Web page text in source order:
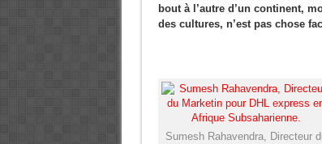
bout à l’autre d’un continent,
des cultures, n’est pas chose
Sumesh Rahavendra, Directeur